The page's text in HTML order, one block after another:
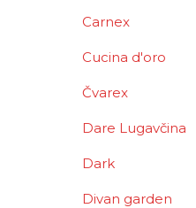
Carnex
Cucina d'oro
Čvarex
Dare Lugavčina
Dark
Divan garden